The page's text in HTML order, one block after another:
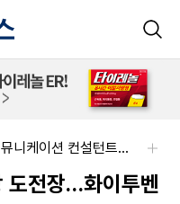
주식회사 에일리크-메디컬 커뮤니케이션 컨설턴트(Associate) / 메디컬라이터 채용
도전장…화이투벤